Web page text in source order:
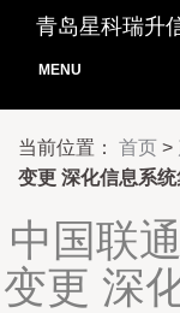
青岛星科瑞升
MENU
当前位置： 首页 >
变更 深化信息系
中国联
变更 深